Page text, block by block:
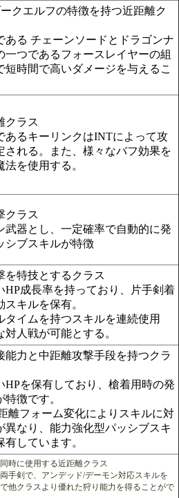
クエルフの特徴を持つ近距離ク
ある チェーンソードとドラゴンナ
一つであるフォースレイヤーの組
短時間で高いダメージを与えるこ
クラス
あるキーリンクはINTによって攻
される。また、様々なバフ効果を
法を使用する。
クラス
武器とし、一定確率で自動的に発
シブスキルが特徴
を特技とするクラス
HP成長率を持っており、片手剣着
スキルを保有。
タイムを持つスキルを連続使用
対人戦が可能とする。
能力と中距離攻撃手段を持つクラ
HPを保有しており、槍着用時の発
徴です。
離フォーム変化によりスキルに対
異なり、能力強化型パッシブスキ
有しています。
時に使用する近距離クラス
手剣で、アンデッド/デーモン対応スキルを
他クラスより優れた狩り能力を得ることがで